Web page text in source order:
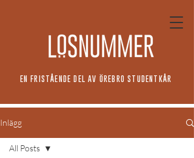
EN FRISTÅENDE DEL AV ÖREBRO STUDENTKÅR
Inlägg
All Posts